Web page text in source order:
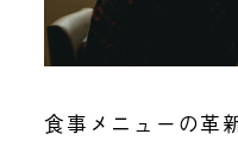
食事メニューの革